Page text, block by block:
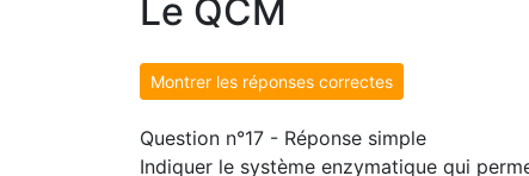
Le QCM
Montrer les réponses correctes
Question n°17 - Réponse simple
Indiquer le système enzymatique qui